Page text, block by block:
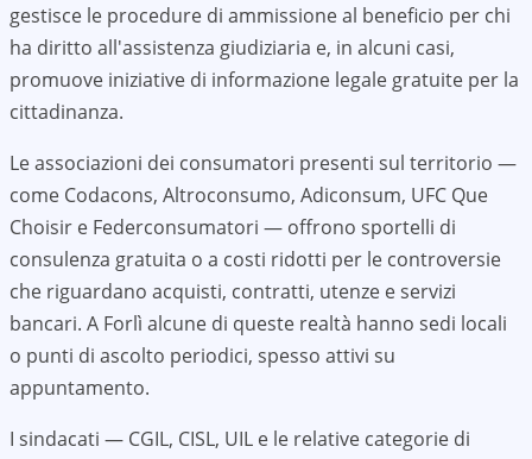
gestisce le procedure di ammissione al beneficio per chi
ha diritto all'assistenza giudiziaria e, in alcuni casi,
promuove iniziative di informazione legale gratuite per la
cittadinanza.
Le associazioni dei consumatori presenti sul territorio —
come Codacons, Altroconsumo, Adiconsum, UFC Que
Choisir e Federconsumatori — offrono sportelli di
consulenza gratuita o a costi ridotti per le controversie
che riguardano acquisti, contratti, utenze e servizi
bancari. A Forlì alcune di queste realtà hanno sedi locali
o punti di ascolto periodici, spesso attivi su
appuntamento.
I sindacati — CGIL, CISL, UIL e le relative categorie di